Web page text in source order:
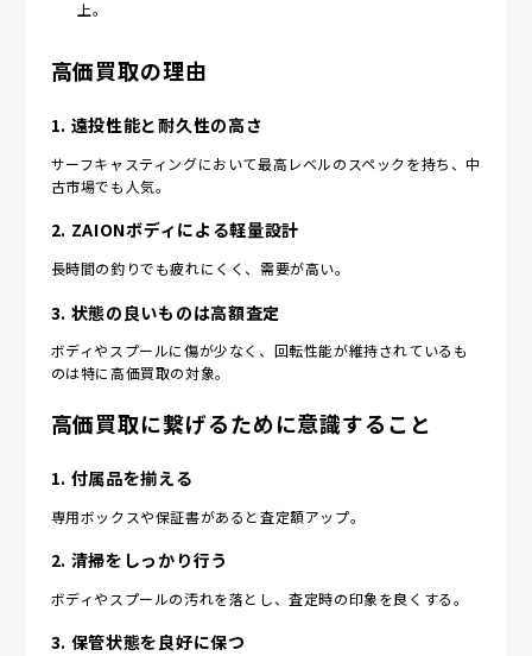
上。
高価買取の理由
1. 遠投性能と耐久性の高さ
サーフキャスティングにおいて最高レベルのスペックを持ち、中
古市場でも人気。
2. ZAIONボディによる軽量設計
長時間の釣りでも疲れにくく、需要が高い。
3. 状態の良いものは高額査定
ボディやスプールに傷が少なく、回転性能が維持されているも
のは特に高価買取の対象。
高価買取に繋げるために意識すること
1. 付属品を揃える
専用ボックスや保証書があると査定額アップ。
2. 清掃をしっかり行う
ボディやスプールの汚れを落とし、査定時の印象を良くする。
3. 保管状態を良好に保つ